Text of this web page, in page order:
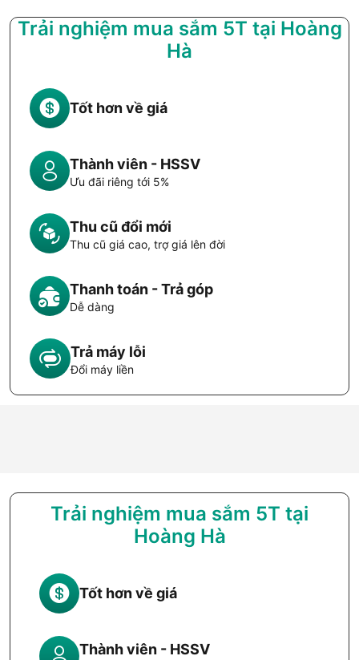
Trải nghiệm mua sắm 5T tại Hoàng
Hà
Tốt hơn về giá
Thành viên - HSSV
Ưu đãi riêng tới 5%
Thu cũ đổi mới
Thu cũ giá cao, trợ giá lên đời
Thanh toán - Trả góp
Dễ dàng
Trả máy lỗi
Đổi máy liền
Trải nghiệm mua sắm 5T tại
Hoàng Hà
Tốt hơn về giá
Thành viên - HSSV